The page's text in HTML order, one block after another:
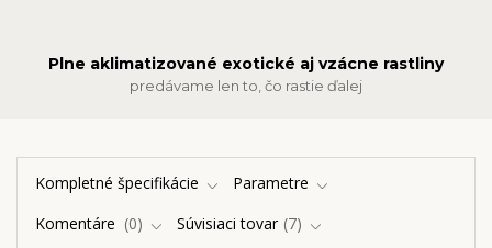
Plne aklimatizované exotické aj vzácne rastliny
predávame len to, čo rastie ďalej
Kompletné špecifikácie
Parametre
Komentáre
0 Súvisiaci tovar 7